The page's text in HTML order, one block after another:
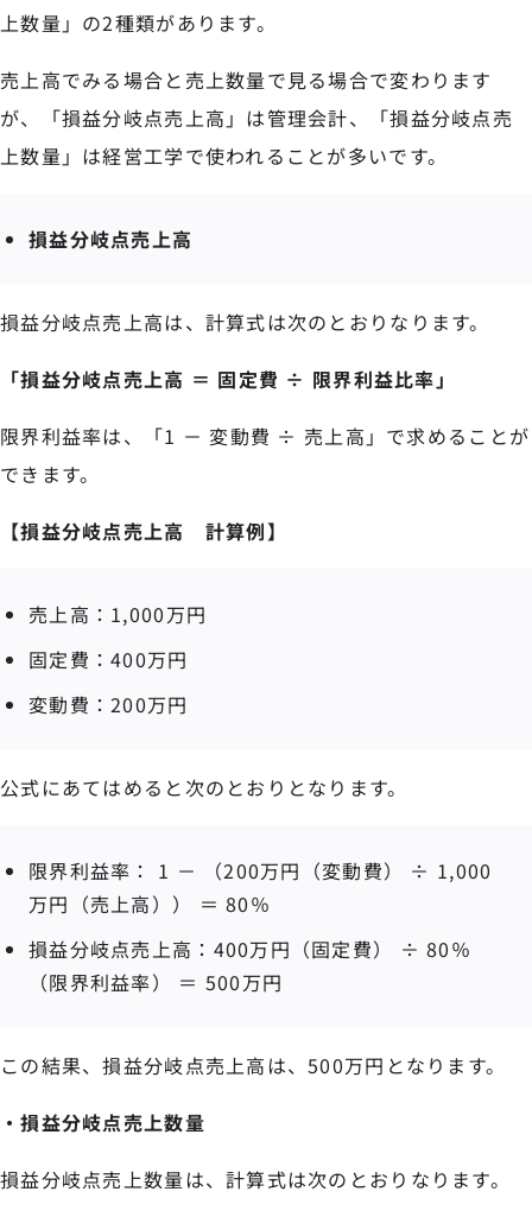
上数量」の2種類があります。
売上高でみる場合と売上数量で見る場合で変わります
が、「損益分岐点売上高」は管理会計、「損益分岐点売
上数量」は経営工学で使われることが多いです。
損益分岐点売上高
損益分岐点売上高は、計算式は次のとおりなります。
「損益分岐点売上高 ＝ 固定費 ÷ 限界利益比率」
限界利益率は、「1 － 変動費 ÷ 売上高」で求めることが
できます。
【損益分岐点売上高 計算例】
売上高：1,000万円
固定費：400万円
変動費：200万円
公式にあてはめると次のとおりとなります。
限界利益率： 1 － （200万円（変動費） ÷ 1,000
万円（売上高）） ＝ 80％
損益分岐点売上高：400万円（固定費） ÷ 80％
（限界利益率） ＝ 500万円
この結果、損益分岐点売上高は、500万円となります。
・損益分岐点売上数量
損益分岐点売上数量は、計算式は次のとおりなります。